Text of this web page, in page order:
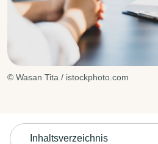
© Wasan Tita / istockphoto.com
Inhaltsverzeichnis